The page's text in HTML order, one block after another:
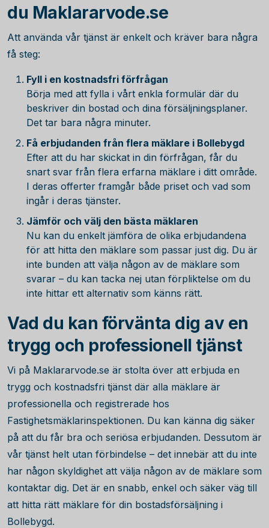
du Maklararvode.se
Att använda vår tjänst är enkelt och kräver bara några
få steg:
Fyll i en kostnadsfri förfrågan
Börja med att fylla i vårt enkla formulär där du
beskriver din bostad och dina försäljningsplaner.
Det tar bara några minuter.
Få erbjudanden från flera mäklare i Bollebygd
Efter att du har skickat in din förfrågan, får du
snart svar från flera erfarna mäklare i ditt område.
I deras offerter framgår både priset och vad som
ingår i deras tjänster.
Jämför och välj den bästa mäklaren
Nu kan du enkelt jämföra de olika erbjudandena
för att hitta den mäklare som passar just dig. Du är
inte bunden att välja någon av de mäklare som
svarar – du kan tacka nej utan förpliktelse om du
inte hittar ett alternativ som känns rätt.
Vad du kan förvänta dig av en
trygg och professionell tjänst
Vi på Maklararvode.se är stolta över att erbjuda en
trygg och kostnadsfri tjänst där alla mäklare är
professionella och registrerade hos
Fastighetsmäklarinspektionen. Du kan känna dig säker
på att du får bra och seriösa erbjudanden. Dessutom är
vår tjänst helt utan förbindelse – det innebär att du inte
har någon skyldighet att välja någon av de mäklare som
kontaktar dig. Det är en snabb, enkel och säker väg till
att hitta rätt mäklare för din bostadsförsäljning i
Bollebygd.